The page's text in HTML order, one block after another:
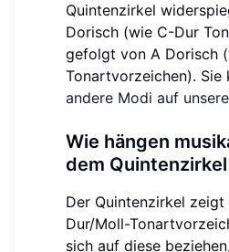
Quintenzirkel
Dorisch (wie C-Dur
gefolgt von A Dorisch
Tonartvorzeichen). Sie
andere Modi auf
Wie hängen
dem
Der Quintenzirkel
Dur/Moll-
sich auf diese